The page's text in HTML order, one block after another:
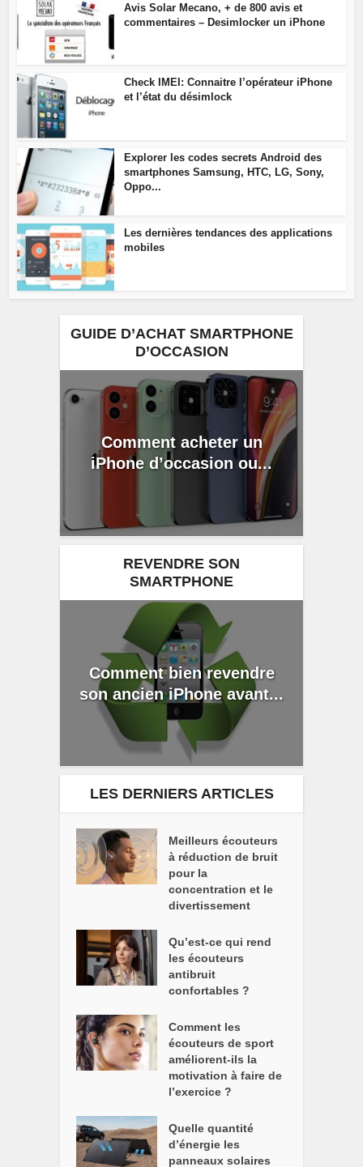
Avis Solar Mecano, + de 800 avis et
commentaires – Desimlocker un iPhone
Check IMEI: Connaitre l’opérateur iPhone
et l’état du désimlock
Explorer les codes secrets Android des
smartphones Samsung, HTC, LG, Sony,
Oppo...
Les dernières tendances des applications
mobiles
GUIDE D’ACHAT SMARTPHONE
D’OCCASION
Comment acheter un
iPhone d’occasion ou...
REVENDRE SON
SMARTPHONE
Comment bien revendre
son ancien iPhone avant...
LES DERNIERS ARTICLES
Meilleurs écouteurs
à réduction de bruit
pour la
concentration et le
divertissement
Qu’est-ce qui rend
les écouteurs
antibruit
confortables ?
Comment les
écouteurs de sport
améliorent-ils la
motivation à faire de
l’exercice ?
Quelle quantité
d’énergie les
panneaux solaires